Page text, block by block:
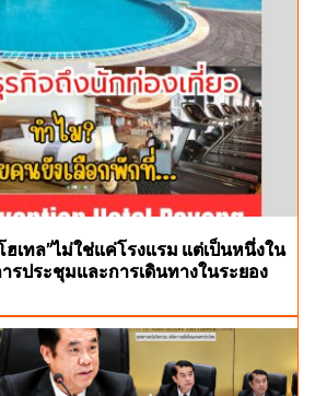
ฮเทล”ไม่ใช่แค่โรงแรม แต่เป็นหนึ่งใน
รประชุมและการเดินทางในระยอง